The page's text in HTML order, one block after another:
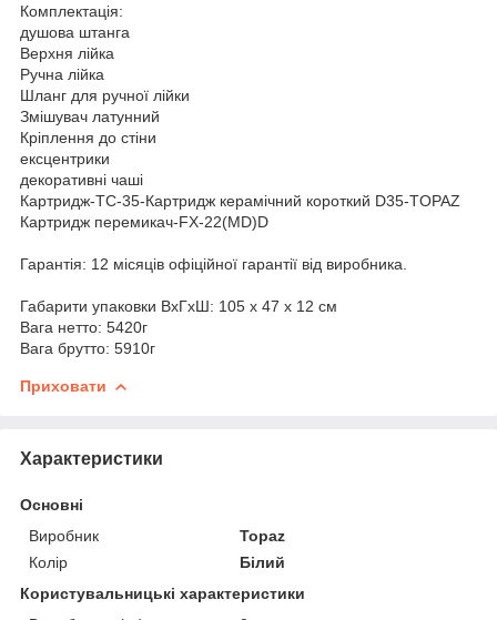
Комплектація:
душова штанга
Верхня лійка
Ручна лійка
Шланг для ручної лійки
Змішувач латунний
Кріплення до стіни
ексцентрики
декоративні чаші
Картридж-TC-35-Картридж керамічний короткий D35-TOPAZ
Картридж перемикач-FX-22(MD)D
Гарантія: 12 місяців офіційної гарантії від виробника.
Габарити упаковки ВхГхШ: 105 х 47 х 12 см
Вага нетто: 5420г
Вага брутто: 5910г
Приховати
Характеристики
Основні
Виробник
Topaz
Колір
Білий
Користувальницькі характеристики